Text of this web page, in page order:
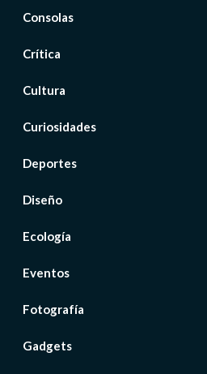
Consolas
Crítica
Cultura
Curiosidades
Deportes
Diseño
Ecología
Eventos
Fotografía
Gadgets